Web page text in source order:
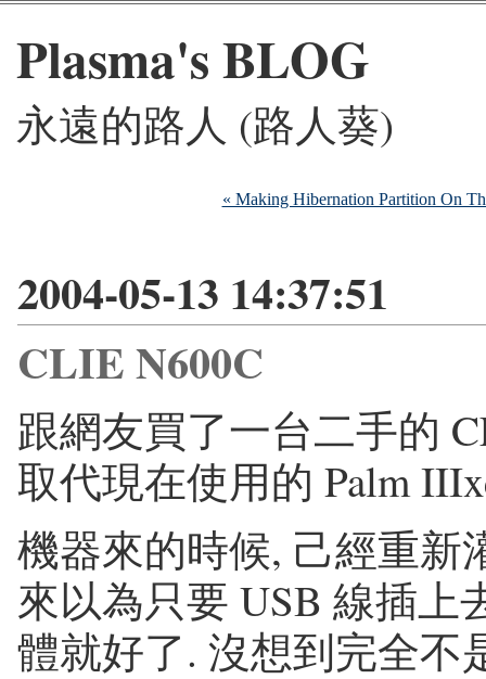
Plasma's BLOG
永遠的路人 (路人葵)
« Making Hibernation Partition On
2004-05-13 14:37:51
CLIE N600C
跟網友買了一台二手的
取代現在使用的 Palm
機器來的時候, 己經重新
來以為只要 USB 線插上
體就好了. 沒想到完全不